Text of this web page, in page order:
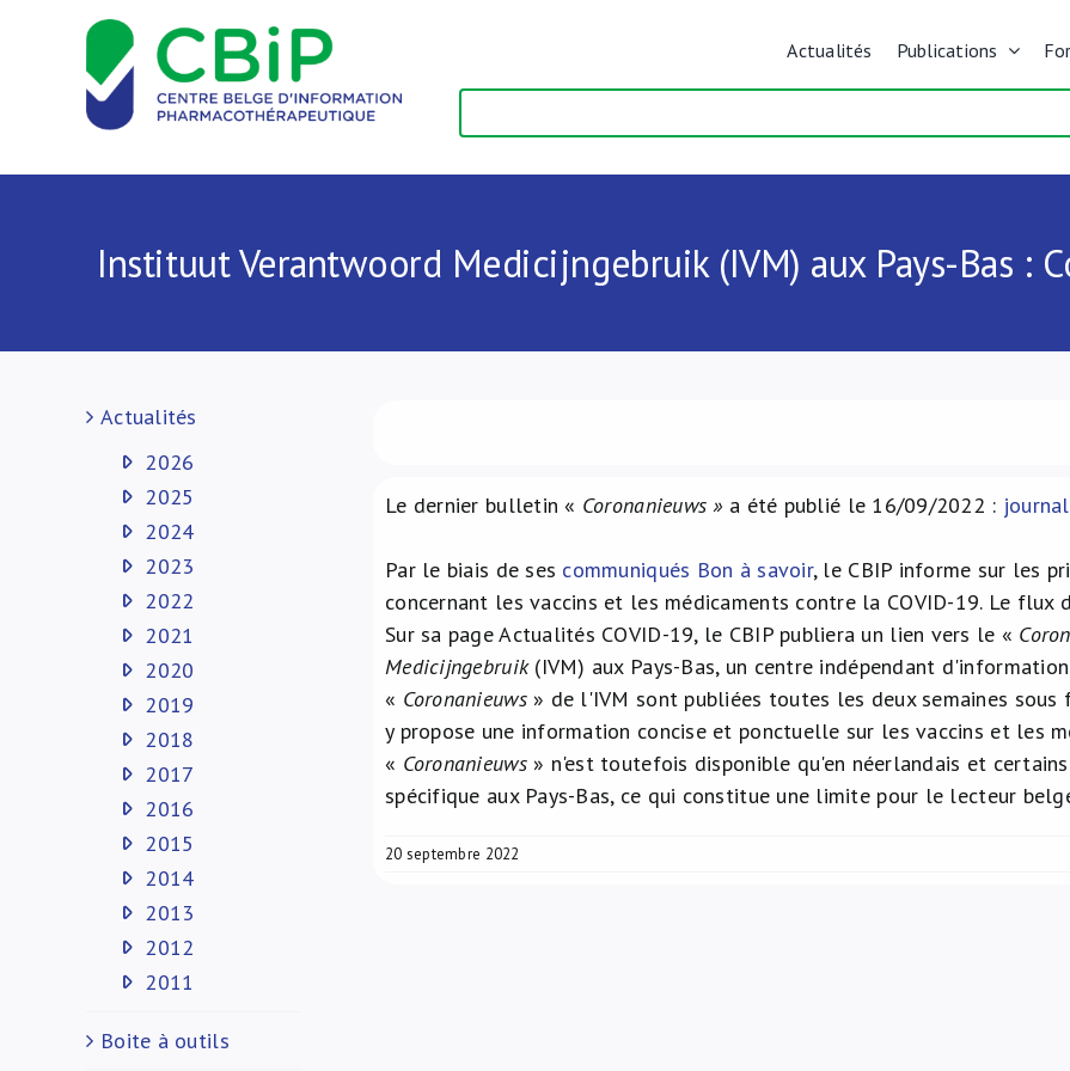
Actualités Publications
Instituut Verantwoord Medicijngebruik (IVM) aux Pays-Bas :
Le dernier bulletin « Coronanieuws » a été publié le 16/09/2022 :
Par le biais de ses communiqués Bon à savoir, le CBIP informe sur les
concernant les vaccins et les médicaments contre la COVID-19. Le
Sur sa page Actualités COVID-19, le CBIP publiera un lien vers le «
Medicijngebruik(IVM) aux Pays-Bas, un centre indépendant
« Coronanieuws» de l'IVM sont publiées toutes les deux semaines
y propose une information concise et ponctuelle sur les vaccins et les
« Coronanieuws» n'est toutefois disponible qu'en néerlandais et
spécifique aux Pays-Bas, ce qui constitue une limite pour le lecteur
20 septembre 2022
Actualités
2026
2025
2024
2023
2022
2021
2020
2019
2018
2017
2016
2015
2014
2013
2012
2011
Boite à outils